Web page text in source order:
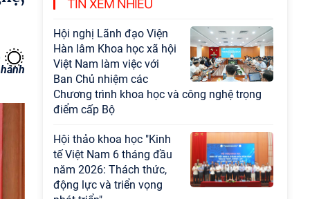
TIN XEM NHIỀU
đạo sự nghiệp xây dựng chủ nghĩa xã hội
Hội nghị Lãnh đạo Viện
Hàn lâm Khoa học xã hội
Việt Nam làm việc với
Ban Chủ nhiệm các
Chương trình khoa học và công nghệ trọng
điểm cấp Bộ
Hội thảo khoa học "Kinh
tế Việt Nam 6 tháng đầu
năm 2026: Thách thức,
động lực và triển vọng